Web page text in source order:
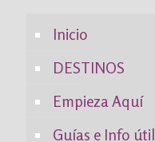
Inicio
DESTINOS
Empieza Aquí
Guías e Info útil